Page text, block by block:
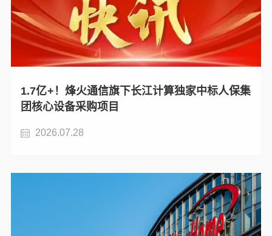
1.7亿+！烽火通信旗下长江计算独家中标人保集
团核心设备采购项目
2026.07.28